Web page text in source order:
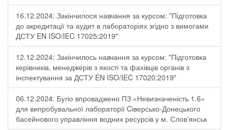
16.12.2024: Закінчилося навчання за курсом: "Підготовка
до акредитації та аудит в лабораторіях згідно з вимогами
ДСТУ EN ISO/IEC 17025:2019"
12.12.2024: Закінчилось навчання за курсом: "Підготовка
керівників, менеджерів з якості та фахівців органів з
інспектування за ДСТУ EN ISO/IEC 17020:2019"
06.12.2024: Було впроваджено ПЗ «Невизначеність 1.6»
для випробувальної лабораторії Cіверсько-Донецького
басейнового управління водних ресурсів у м. Слов'янськ